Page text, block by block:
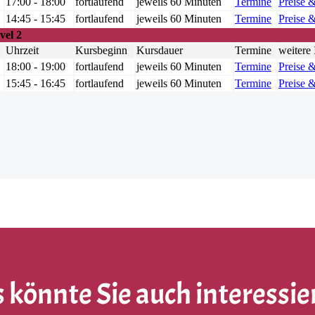
könnte Sie auch